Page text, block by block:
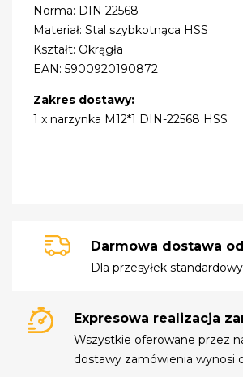
Norma: DIN 22568
Materiał: Stal szybkotnąca HSS
Kształt: Okrągła
EAN: 5900920190872
Zakres dostawy:
1 x narzynka M12*1 DIN-22568 HSS
Darmowa dostawa od
Dla przesyłek
Expresowa realizacja
Wszystkie oferowane przez
dostawy zamówienia wynosi